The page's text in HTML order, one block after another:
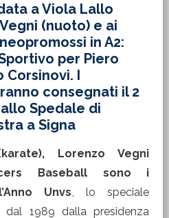
a Viola Lallo
(nuoto) e ai
in A2:
per Piero
Corsinovi. I
consegnati il 2
Spedale di
a Signa
Lorenzo Vegni
Baseball sono i
Unvs, lo speciale
dal 1989 dalla presidenza